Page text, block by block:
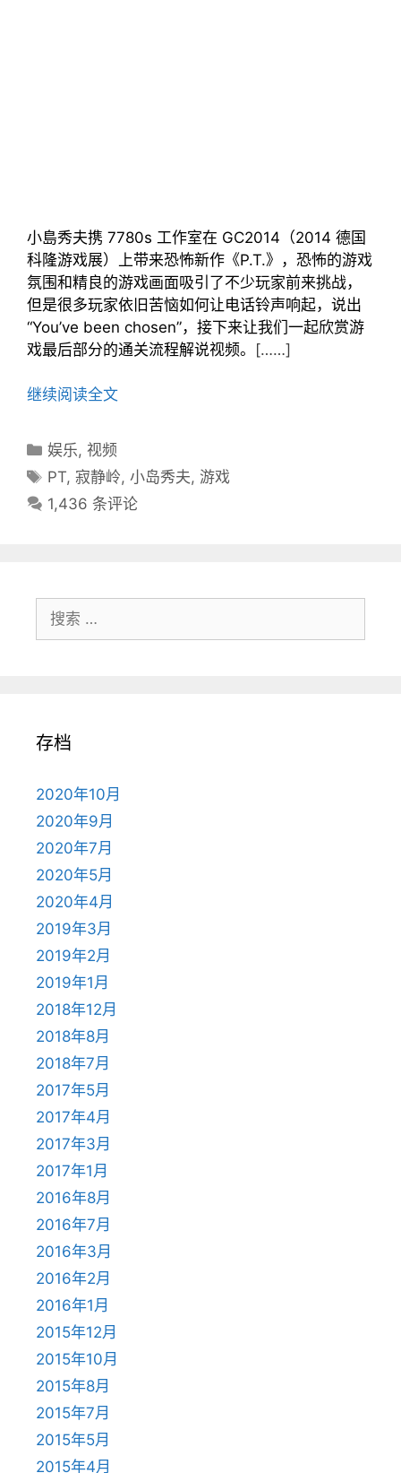
小島秀夫携 7780s 工作室在 GC2014（2014 德国
科隆游戏展）上带来恐怖新作《P.T.》，恐怖的游戏
氛围和精良的游戏画面吸引了不少玩家前来挑战，
但是很多玩家依旧苦恼如何让电话铃声响起，说出
“You’ve been chosen”，接下来让我们一起欣赏游
戏最后部分的通关流程解说视频。 [……]
继续阅读全文
分
类
录
娱乐, 视频
标
签
PT,寂静岭,小岛秀夫, 游戏
1,436 条评论
索：
存档
2020年10月
2020年9月
2020年7月
2020年5月
2020年4月
2019年3月
2019年2月
2019年1月
2018年12月
2018年8月
2018年7月
2017年5月
2017年4月
2017年3月
2017年1月
2016年8月
2016年7月
2016年3月
2016年2月
2016年1月
2015年12月
2015年10月
2015年8月
2015年7月
2015年5月
2015年4月